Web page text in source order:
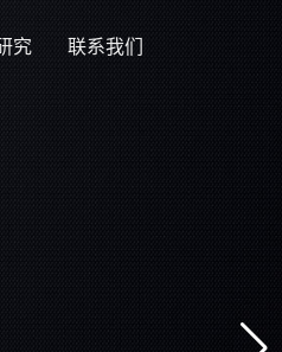
究 联系我们